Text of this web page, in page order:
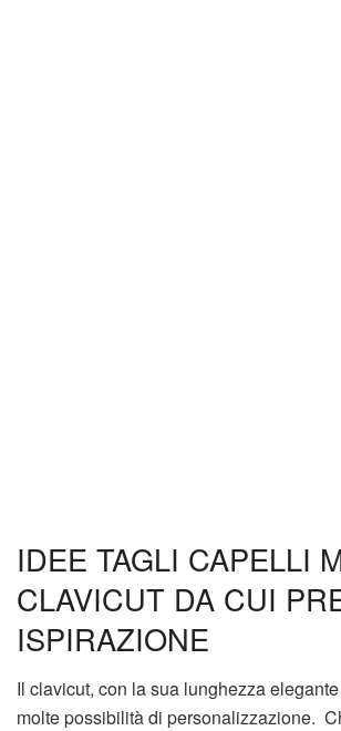
IDEE TAGLI CAPELLI
CLAVICUT DA CUI
ISPIRAZIONE
Il clavicut, con la sua lunghezza
molte possibilità di personalizzazione.